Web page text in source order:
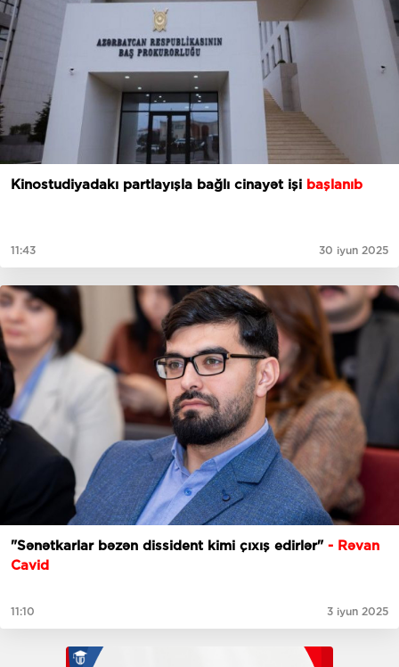
Kinostudiyadakı partlayışla bağlı cinayət işi başlanıb
11:43 30 iyun 2025
"Sənətkarlar bəzən dissident kimi çıxış edirlər" - Rəvan
Cavid
11:10 3 iyun 2025